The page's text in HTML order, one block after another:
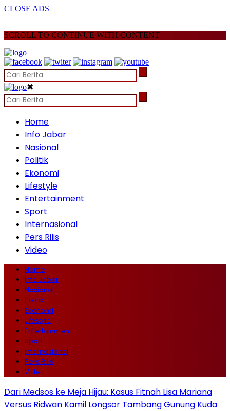
CLOSE ADS
SCROLL TO CONTINUE WITH CONTENT
✖
Home
Info Jabar
Nasional
Politik
Ekonomi
Lifestyle
Entertainment
Sport
Internasional
Pers Rilis
Video
Home
Info Jabar
Nasional
Politik
Ekonomi
Lifestyle
Entertainment
Sport
Internasional
Pers Rilis
Video
Dari Medsos ke Meja Hijau: Kasus Fitnah Lisa Mariana
Versus Ridwan Kamil Longsor Tambang Gunung Kuda